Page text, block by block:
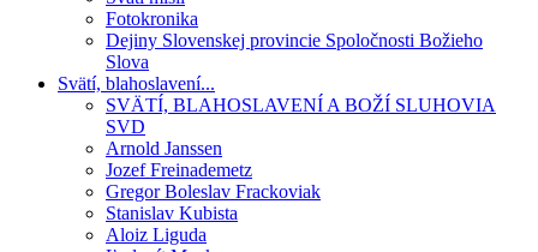
Fotokronika
Dejiny Slovenskej provincie Spoločnosti Božieho
Slova
Svätí, blahoslavení...
SVÄTÍ, BLAHOSLAVENÍ A BOŽÍ SLUHOVIA
SVD
Arnold Janssen
Jozef Freinademetz
Gregor Boleslav Frackoviak
Stanislav Kubista
Aloiz Liguda